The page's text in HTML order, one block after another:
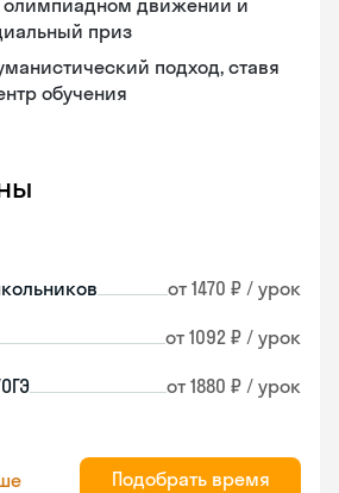
олимпиадном движении и
приз
подход, ставя
обучения
от 1470 ₽ / урок
от 1092 ₽ / урок
от 1880 ₽ / урок
Подобрать время